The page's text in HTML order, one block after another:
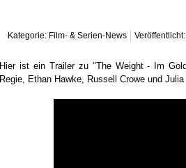
Kategorie: Film- & Serien-News
Hier ist ein Trailer zu "The Weight - Im
Regie, Ethan Hawke, Russell Crowe und